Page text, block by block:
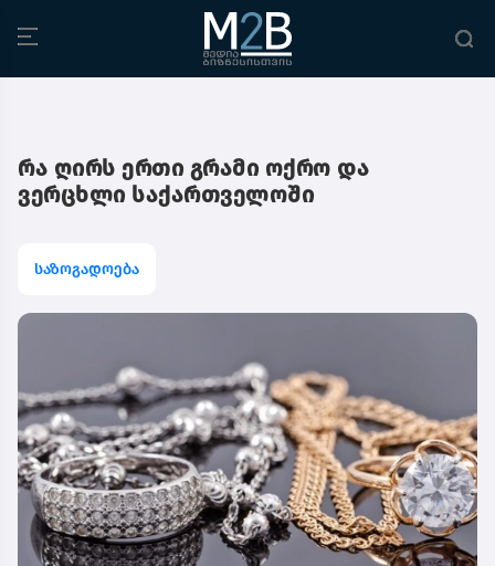
რა ღირს ერთი გრამი ოქრო და
ვერცხლი საქართველოში
საზოგადოება